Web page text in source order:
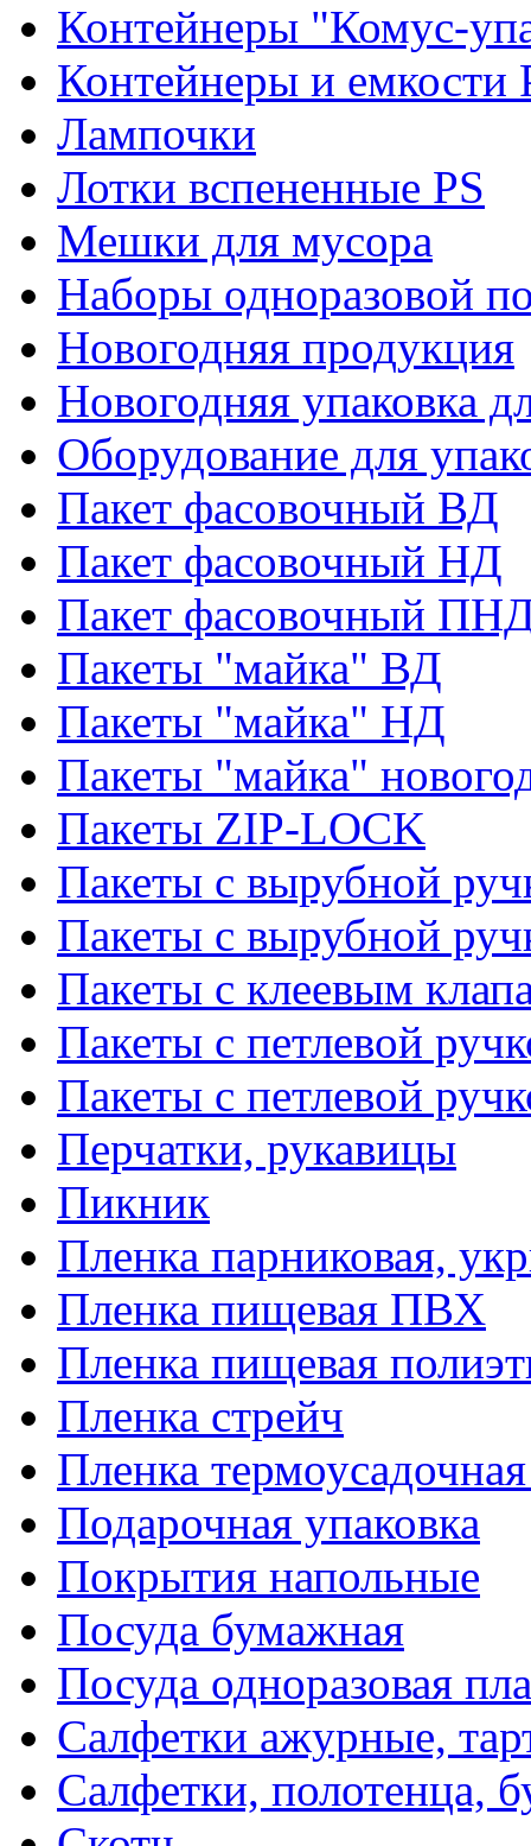
Контейнеры "Комус-
Контейнеры и емкости
Лампочки
Лотки вспененные PS
Мешки для мусора
Наборы одноразовой
Новогодняя продукция
Новогодняя упаковка
Оборудование для
Пакет фасовочный ВД
Пакет фасовочный НД
Пакет фасовочный
Пакеты "майка" ВД
Пакеты "майка" НД
Пакеты "майка"
Пакеты ZIP-LOCK
Пакеты с вырубной
Пакеты с вырубной
Пакеты с клеевым
Пакеты с петлевой
Пакеты с петлевой
Перчатки, рукавицы
Пикник
Пленка парниковая,
Пленка пищевая ПВХ
Пленка пищевая
Пленка стрейч
Пленка
Подарочная упаковка
Покрытия напольные
Посуда бумажная
Посуда одноразовая
Салфетки ажурные,
Салфетки, полотенца,